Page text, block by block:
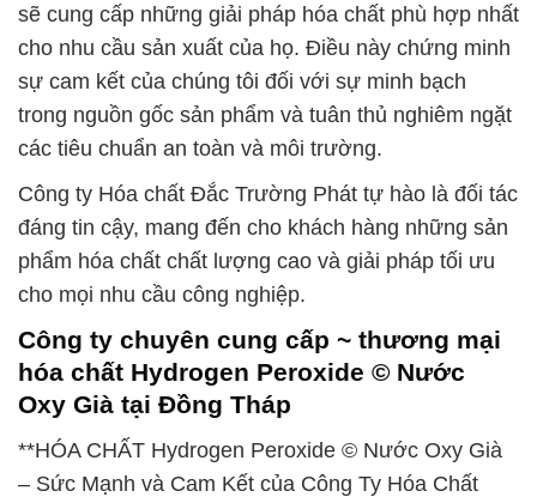
sẽ cung cấp những giải pháp hóa chất phù hợp nhất
cho nhu cầu sản xuất của họ. Điều này chứng minh
sự cam kết của chúng tôi đối với sự minh bạch
trong nguồn gốc sản phẩm và tuân thủ nghiêm ngặt
các tiêu chuẩn an toàn và môi trường.
Công ty Hóa chất Đắc Trường Phát tự hào là đối tác
đáng tin cậy, mang đến cho khách hàng những sản
phẩm hóa chất chất lượng cao và giải pháp tối ưu
cho mọi nhu cầu công nghiệp.
Công ty chuyên cung cấp ~ thương mại
hóa chất Hydrogen Peroxide © Nước
Oxy Già tại Đồng Tháp
**HÓA CHẤT Hydrogen Peroxide © Nước Oxy Già
– Sức Mạnh và Cam Kết của Công Ty Hóa Chất